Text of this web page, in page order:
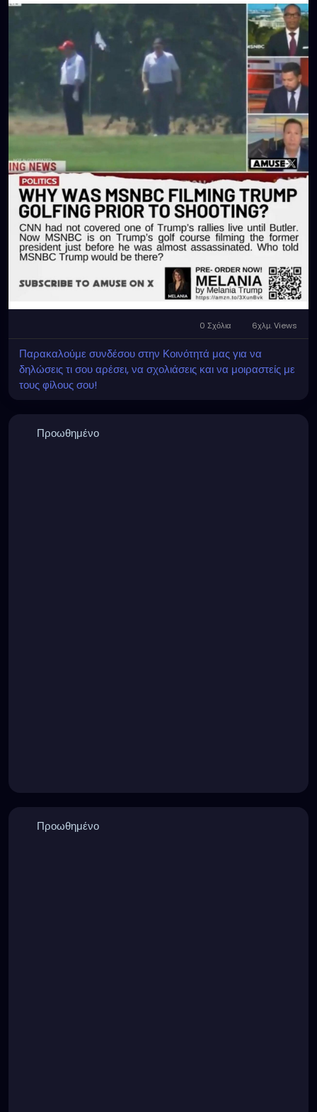
0 Σχόλια 6χλμ. Views
Παρακαλούμε συνδέσου στην Κοινότητά μας για να
δηλώσεις τι σου αρέσει, να σχολιάσεις και να μοιραστείς με
τους φίλους σου!
Προωθημένο
Προωθημένο